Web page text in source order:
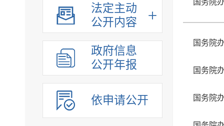
法定主动
公开内容
政府信息
公开年报
依申请公开